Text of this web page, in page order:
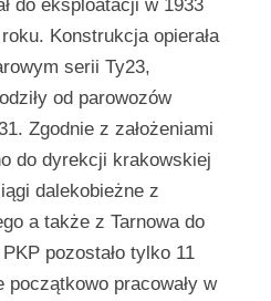
do eksploatacji w 1933
Konstrukcja opierała
serii Ty23,
od parowozów
Zgodnie z założeniami
do dyrekcji krakowskiej
dalekobieżne z
a także z Tarnowa do
pozostało tylko 11
pracowały w